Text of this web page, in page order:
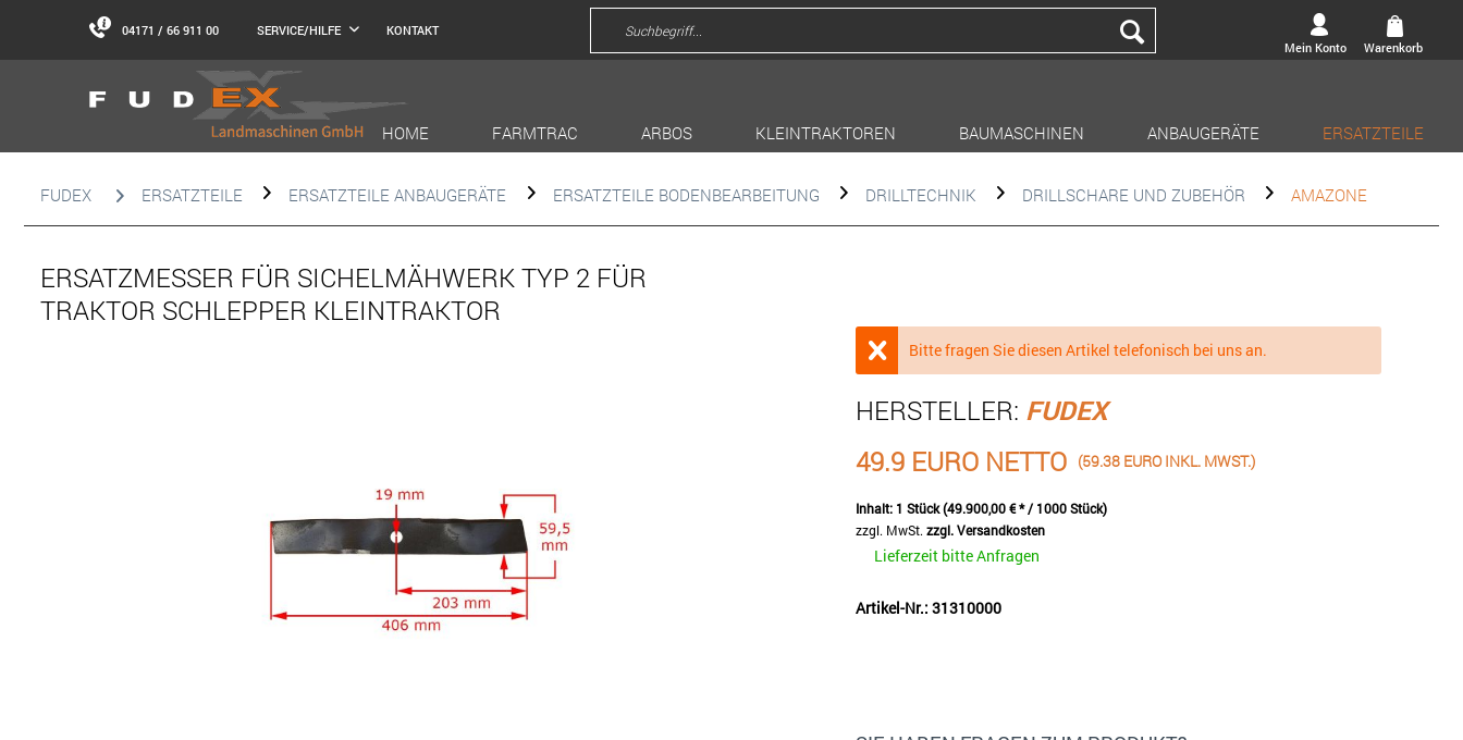
04171 / 66 911 00 SERVICE/HILFE
KONTAKT
Mein Konto
Warenkorb
HOME FARMTRAC ARBOS KLEINTRAKTOREN BAUMASCHINEN ANBAUGERÄTE ERSATZTEILE
FUDEX ERSATZTEILE ERSATZTEILE ANBAUGERÄTE ERSATZTEILE BODENBEARBEITUNG DRILLTECHNIK DRILLSCHARE UND ZUBEHÖR AMAZONE
ERSATZMESSER FÜR SICHELMÄHWERK TYP 2 FÜR
TRAKTOR SCHLEPPER KLEINTRAKTOR
Bitte fragen Sie diesen Artikel telefonisch bei uns an.
HERSTELLER: FUDEX
49.9 EURO NETTO (59.38 EURO INKL. MWST.)
Inhalt: 1 Stück (49.900,00 € * / 1000 Stück)
zzgl. MwSt.zzgl. Versandkosten
Lieferzeit bitte Anfragen
Artikel-Nr.: 31310000